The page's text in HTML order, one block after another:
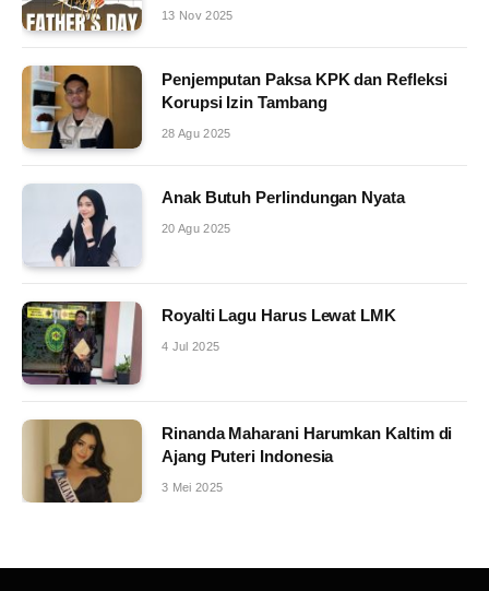
13 Nov 2025
Penjemputan Paksa KPK dan Refleksi
Korupsi Izin Tambang
28 Agu 2025
Anak Butuh Perlindungan Nyata
20 Agu 2025
Royalti Lagu Harus Lewat LMK
4 Jul 2025
Rinanda Maharani Harumkan Kaltim di
Ajang Puteri Indonesia
3 Mei 2025